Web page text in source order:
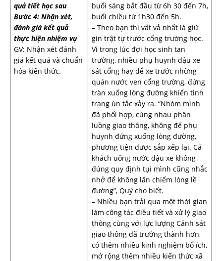
quả tiết học sau
Bước 4: Nhận xét,
đánh giá kết quả
thực hiện nhiệm vụ
GV: Nhận xét đánh
giá kết quả và chuẩn
hóa kiến thức.
buổi sáng bắt đầu từ 6h 30 đến 7h,
buổi chiều từ 1h30 đến 5h.
– Theo bạn thì vất vả nhất là giữ
gìn trật tự trước cổng trường học.
Vì trong lúc đợi học sinh tan
trường, nhiều phụ huynh đậu xe
sát cổng hay để xe trước những
quán nước ven cổng trường, đứng
tràn xuống lòng đường khiến tình
trạng ùn tắc xảy ra. “Nhóm mình
đã phối hợp, cùng nhau phân
luồng giao thông, không để phụ
huynh đứng xuống lòng đường,
phương tiện được sắp xếp lại. Cả
khách uống nước đậu xe không
đúng quy định tụi mình cũng nhắc
nhở để không lấn chiếm lòng lề
đường”, Quý cho biết.
– Nhiều bạn trải qua một thời gian
làm công tác điều tiết và xử lý giao
thông cùng với lực lượng Cảnh sát
giao thông đã trưởng thành hơn,
có thêm nhiều kinh nghiệm bổ ích,
mở rộng thêm nhiều kiến thức xã